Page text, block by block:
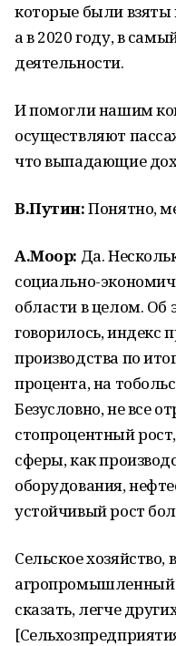
которые были взяты
а в 2020 году, в
деятельности.
И помогли нашим
осуществляют
что выпадающие
В.Путин:Понятно,
А.Моор: Да.
социально-
области в целом. Об
говорилось, индекс
производства по
процента, на
Безусловно, не все
стопроцентный
сферы, как
оборудования,
устойчивый рост
Сельское
агропромышленный
сказать, легче